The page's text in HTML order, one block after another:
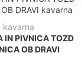
kavarna
IN PIVNICA TOZD
OB DRAVI